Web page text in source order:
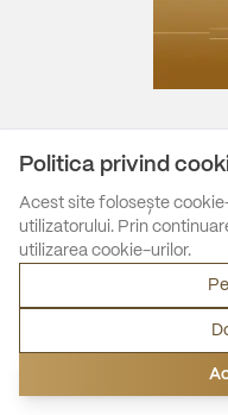
Politica privind
Acest site folosește
utilizatorului. Prin
utilizarea cookie-urilor.